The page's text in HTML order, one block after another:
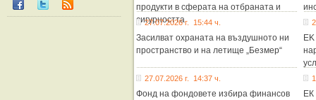
продукти в сферата на отбраната и
сигурността
27.07.2026 г. 15:44 ч.
Засилват охраната на въздушното ни
пространство и на летище „Безмер“
27.07.2026 г. 14:37 ч.
Фонд на фондовете избира финансов
ЕК